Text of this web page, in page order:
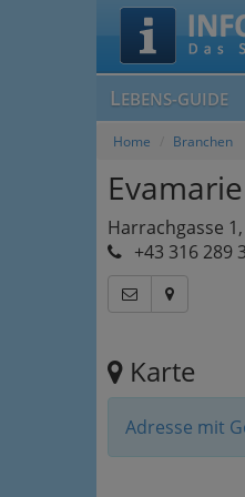
LEBENS-GUIDE
Home Branchen
Harrachgasse
+43 316 289
Karte
Adresse mit